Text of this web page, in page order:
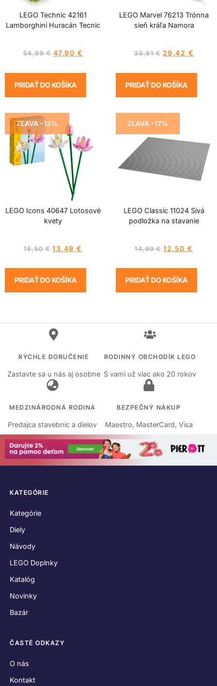
LEGO Technic 42161
Lamborghini Huracán Tecnic
54,99€ 47,90 €
PRIDAŤ DO KOŠÍKA
LEGO Marvel 76213 Trónna
sieň kráľa Namora
33,81€ 29,42 €
PRIDAŤ DO KOŠÍKA
ZĽAVA -13%
LEGO Icons 40647 Lotosové
kvety
15,50€ 13,49€
PRIDAŤ DO KOŠÍKA
ZĽAVA -17%
LEGO Classic 11024 Sivá
podložka na stavanie
14,99€ 12,50€
PRIDAŤ DO KOŠÍKA
RÝCHLE DORUČENIE
Zastavte sa u nás aj osobne
RODINNÝ OBCHODÍK LEGO
S vami už viac ako 20 rokov
MEDZINÁRODNÁ RODINA
Predajca stavebníc a dielov
BEZPEČNÝ NÁKUP
Maestro, MasterCard, Visa
KATEGÓRIE
Kategórie
Diely
Návody
LEGO Doplnky
Katalóg
Novinky
Bazár
ČASTÉ ODKAZY
O nás
Kontakt